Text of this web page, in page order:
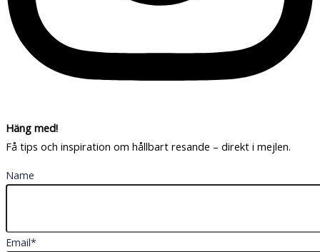
Häng med!
Få tips och inspiration om hållbart resande – direkt i mejlen.
Name
Email*